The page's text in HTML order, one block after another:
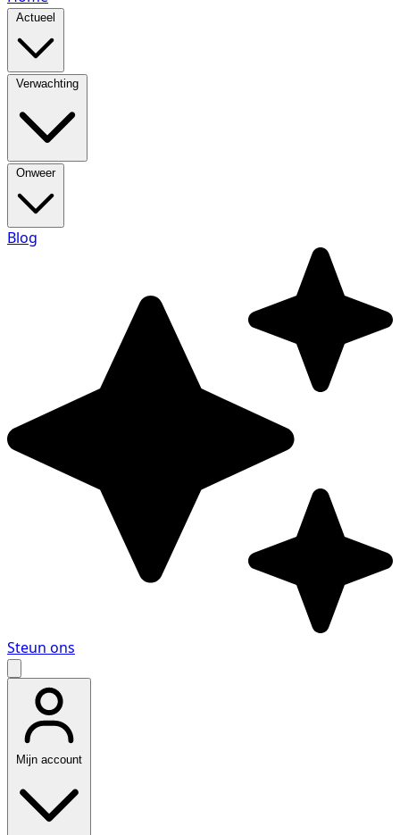
Actueel
Verwachting
Onweer
Blog
Steun ons
Mijn account